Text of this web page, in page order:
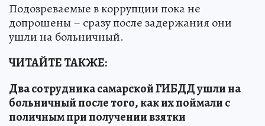
Подозреваемые в коррупции пока не
допрошены – сразу после задержания они
ушли на больничный.
ЧИТАЙТЕ ТАКЖЕ:
Два сотрудника самарской ГИБДД ушли на
больничный после того, как их поймали с
поличным при получении взятки